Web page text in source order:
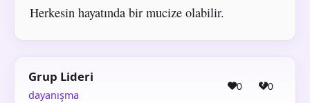
Herkesin hayatında bir mucize olabilir.
Grup Lideri
dayanışma
0 0